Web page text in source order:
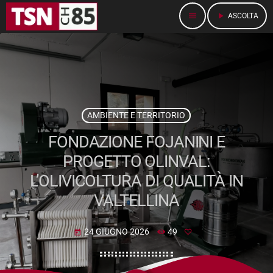
menu play_arrow ASCOLTA
AMBIENTE E TERRITORIO
FONDAZIONE FOJANINI E
PROGETTO OLINVAL:
L’OLIVICOLTURA DI QUALITÀ IN
VALTELLINA
today 24 GIUGNO 2026 49